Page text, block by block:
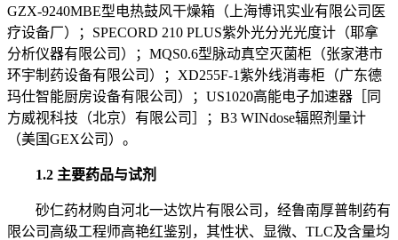
GZX-9240MBE型电热鼓风干燥箱（上海博讯实业有限公司医
疗设备厂）；SPECORD 210 PLUS紫外光分光光度计（耶拿
分析仪器有限公司）；MQS0.6型脉动真空灭菌柜（张家港市
环宇制药设备有限公司）；XD255F-1紫外线消毒柜（广东德
玛仕智能厨房设备有限公司）；US1020高能电子加速器［同
方威视科技（北京）有限公司］；B3 WINdose辐照剂量计
（美国GEX公司）。
1.2 主要药品与试剂
砂仁药材购自河北一达饮片有限公司，经鲁南厚普制药有
限公司高级工程师高艳红鉴别，其性状、显微、TLC及含量均